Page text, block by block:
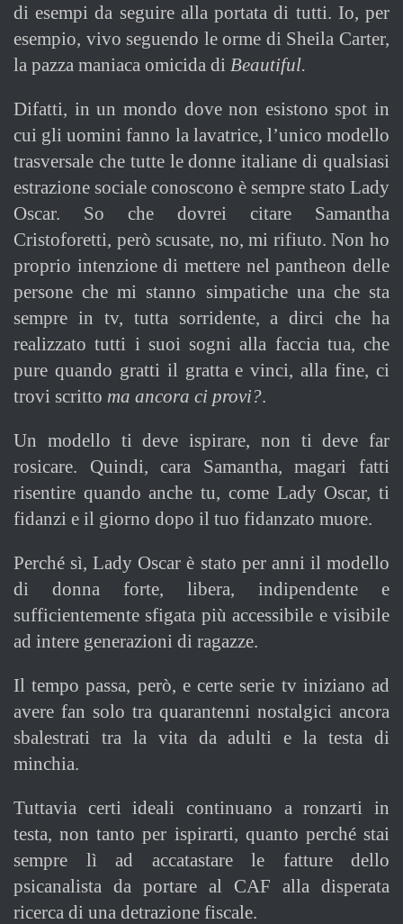
di esempi da seguire alla portata di tutti. Io, per
esempio, vivo seguendo le orme di Sheila Carter,
la pazza maniaca omicida di Beautiful.
Difatti, in un mondo dove non esistono spot in
cui gli uomini fanno la lavatrice, l’unico modello
trasversale che tutte le donne italiane di qualsiasi
estrazione sociale conoscono è sempre stato Lady
Oscar. So che dovrei citare Samantha
Cristoforetti, però scusate, no, mi rifiuto. Non ho
proprio intenzione di mettere nel pantheon delle
persone che mi stanno simpatiche una che sta
sempre in tv, tutta sorridente, a dirci che ha
realizzato tutti i suoi sogni alla faccia tua, che
pure quando gratti il gratta e vinci, alla fine, ci
trovi scritto ma ancora ci provi?.
Un modello ti deve ispirare, non ti deve far
rosicare. Quindi, cara Samantha, magari fatti
risentire quando anche tu, come Lady Oscar, ti
fidanzi e il giorno dopo il tuo fidanzato muore.
Perché sì, Lady Oscar è stato per anni il modello
di donna forte, libera, indipendente e
sufficientemente sfigata più accessibile e visibile
ad intere generazioni di ragazze.
Il tempo passa, però, e certe serie tv iniziano ad
avere fan solo tra quarantenni nostalgici ancora
sbalestrati tra la vita da adulti e la testa di
minchia.
Tuttavia certi ideali continuano a ronzarti in
testa, non tanto per ispirarti, quanto perché stai
sempre lì ad accatastare le fatture dello
psicanalista da portare al CAF alla disperata
ricerca di una detrazione fiscale.